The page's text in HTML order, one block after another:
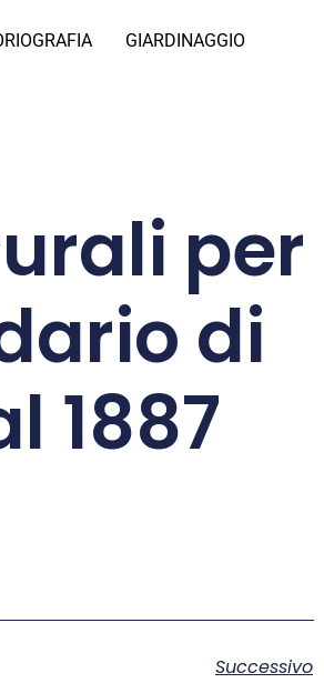
GIARDINAGGIO
per
di
1887
Successivo